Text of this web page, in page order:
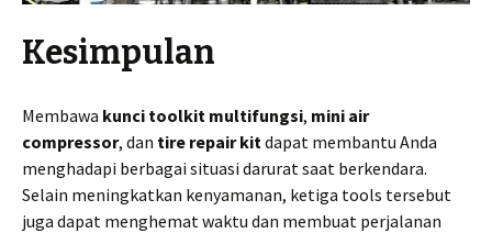
Kesimpulan
Membawa kunci toolkit multifungsi, mini air
compressor, dan tire repair kit dapat membantu Anda
menghadapi berbagai situasi darurat saat berkendara.
Selain meningkatkan kenyamanan, ketiga tools tersebut
juga dapat menghemat waktu dan membuat perjalanan